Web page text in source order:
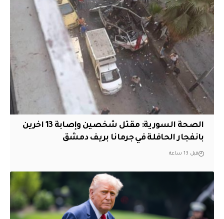
الصحة السورية: مقتل شخصين وإصابة 13 اخرين
بانفجار الحافلة في جرمانا بريف دمشق
قبل 13 ساعة